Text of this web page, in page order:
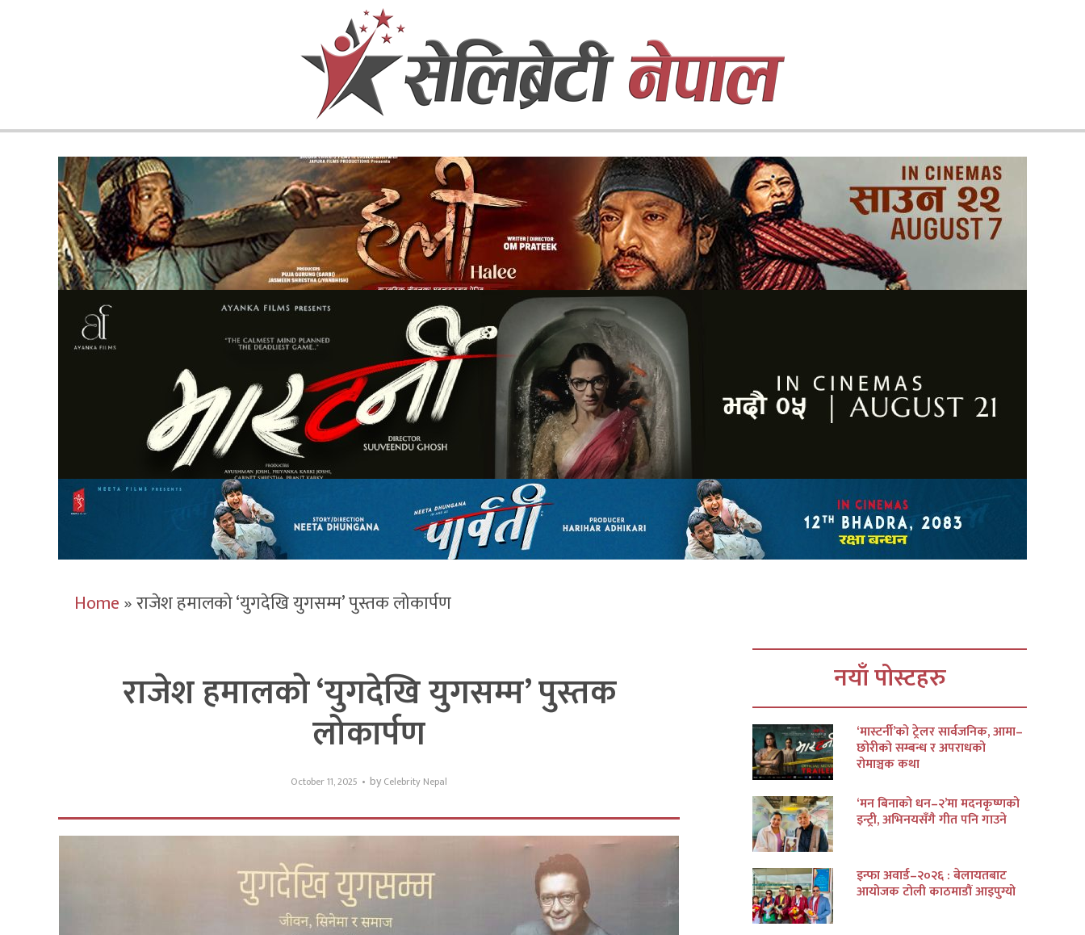
Home»राजेश हमालको ‘युगदेखि युगसम्म’ पुस्तक लोकार्पण
राजेश हमालको ‘युगदेखि युगसम्म’ पुस्तक
लोकार्पण
October 11, 2025 by Celebrity Nepal
नयाँ पोस्टहरु
‘मास्टर्नी’को ट्रेलर सार्वजनिक, आमा–
छोरीको सम्बन्ध र अपराधको
रोमाञ्चक कथा
‘मन बिनाको धन–२’मा मदनकृष्णको
इन्ट्री, अभिनयसँगै गीत पनि गाउने
इन्फा अवार्ड–२०२६ : बेलायतबाट
आयोजक टोली काठमाडौं आइपुग्यो